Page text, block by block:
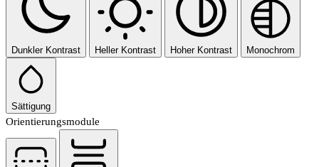
Dunkler Kontrast Heller Kontrast Hoher Kontrast Monochrom
Sättigung
Orientierungsmodule